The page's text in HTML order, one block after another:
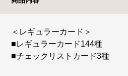
＜レギュラーカード＞
■レギュラーカード144種
■チェックリストカード3種